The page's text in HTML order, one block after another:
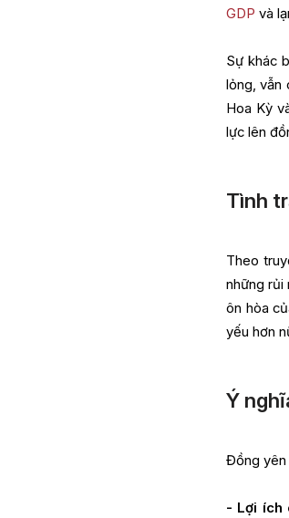
GDP và
Sự khác
lỏng, vẫn
Hoa Kỳ
lực lên
Tình
Theo
những rủi
ôn hòa
yếu hơn
Ý
Đồng yên
- Lợi ích